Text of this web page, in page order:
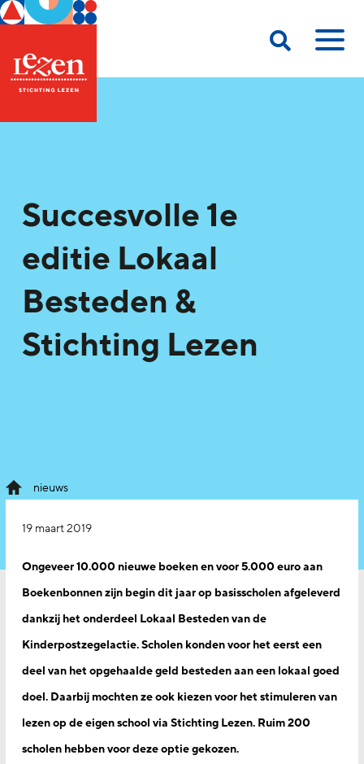
Succesvolle 1e
editie Lokaal
Besteden &
Stichting Lezen
nieuws
19 maart 2019
Ongeveer 10.000 nieuwe boeken en voor 5.000 euro aan
Boekenbonnen zijn begin dit jaar op basisscholen afgeleverd
dankzij het onderdeel Lokaal Besteden van de
Kinderpostzegelactie. Scholen konden voor het eerst een
deel van het opgehaalde geld besteden aan een lokaal goed
doel. Daarbij mochten ze ook kiezen voor het stimuleren van
lezen op de eigen school via Stichting Lezen. Ruim 200
scholen hebben voor deze optie gekozen.